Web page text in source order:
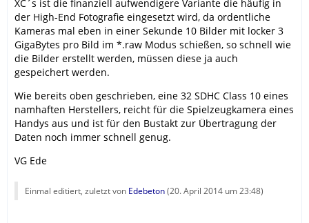
XC´s ist die finanziell aufwendigere Variante die häufig in
der High-End Fotografie eingesetzt wird, da ordentliche
Kameras mal eben in einer Sekunde 10 Bilder mit locker 3
GigaBytes pro Bild im *.raw Modus schießen, so schnell wie
die Bilder erstellt werden, müssen diese ja auch
gespeichert werden.
Wie bereits oben geschrieben, eine 32 SDHC Class 10 eines
namhaften Herstellers, reicht für die Spielzeugkamera eines
Handys aus und ist für den Bustakt zur Übertragung der
Daten noch immer schnell genug.
VG Ede
Einmal editiert, zuletzt von Edebeton(20. April 2014 um 23:48)